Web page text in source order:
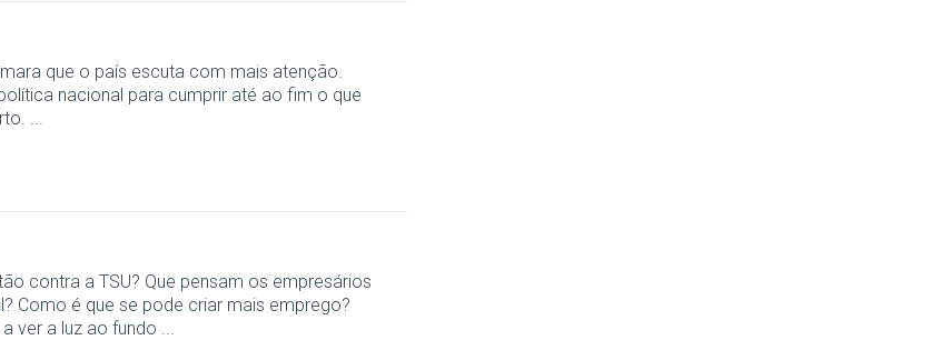
que o país escuta com mais atenção.
nacional para cumprir até ao fim o que
...
contra a TSU? Que pensam os empresários
Como é que se pode criar mais emprego?
ver a luz ao fundo ...